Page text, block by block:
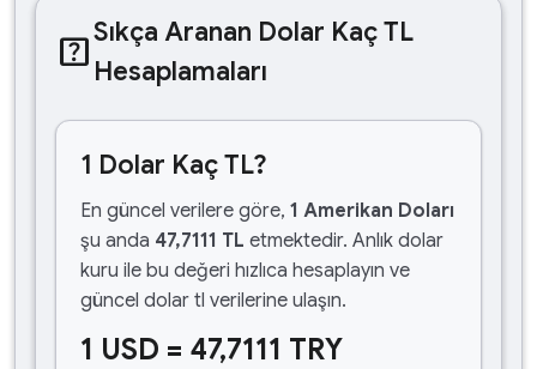
help_centerSıkça Aranan Dolar Kaç TL
Hesaplamaları
1 Dolar Kaç TL?
En güncel verilere göre, 1 Amerikan Doları
şu anda 47,7111 TL etmektedir. Anlık dolar
kuru ile bu değeri hızlıca hesaplayın ve
güncel dolar tl verilerine ulaşın.
1 USD = 47,7111 TRY